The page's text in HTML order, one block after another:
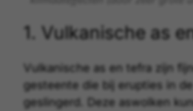
1. Vulkanische as
Vulkanische as en tefrazijn
gesteente die bij erupties in
geslingerd. Deze aswolken